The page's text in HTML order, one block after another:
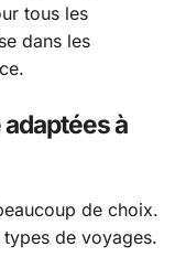
tous les
dans les
à
de choix.
de voyages.